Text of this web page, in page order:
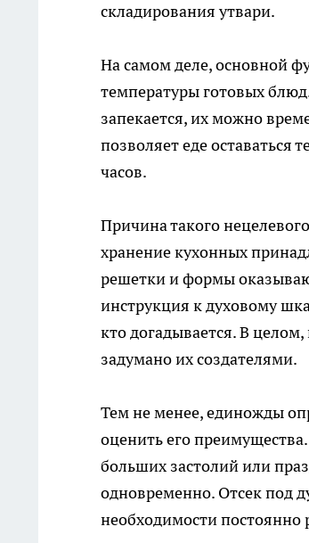
складирования утвари.
На самом деле, основной
температуры готовых
запекается, их можно
позволяет еде оставаться
часов.
Причина такого
хранение кухонных
решетки и формы
инструкция к духовому
кто догадывается. В целом,
задумано их создателями.
Тем не менее, единожды
оценить его
больших застолий или
одновременно. Отсек под
необходимости постоянно